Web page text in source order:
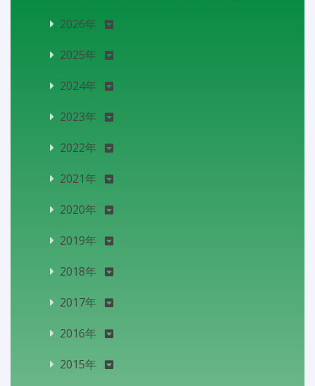
2026年
2025年
2024年
2023年
2022年
2021年
2020年
2019年
2018年
2017年
2016年
2015年